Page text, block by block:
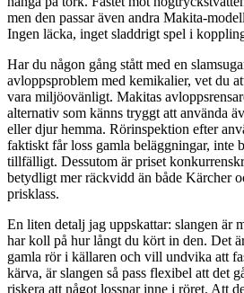
men den passar även andra Makita-
Ingen läcka, inget sladdrigt spel i
Har du någon gång stått med en
avloppsproblem med kemikalier, vet du
vara miljöovänligt. Makitas
alternativ som känns tryggt att använda
eller djur hemma. Rörinspektion efter
faktiskt får loss gamla beläggningar, inte
tillfälligt. Dessutom är priset
betydligt mer räckvidd än både Kärcher
prisklass.
En liten detalj jag uppskattar: slangen är
har koll på hur långt du kört in den. Det
gamla rör i källaren och vill undvika att
kärva, är slangen så pass flexibel att det
riskera att något lossnar inne i röret. Att